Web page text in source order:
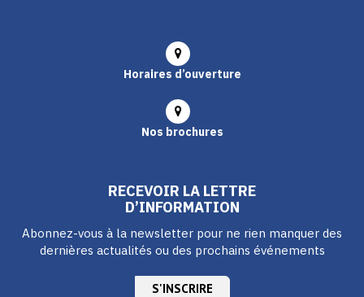
Horaires d’ouverture
Nos brochures
RECEVOIR LA LETTRE
D’INFORMATION
Abonnez-vous à la newsletter pour ne rien manquer des
dernières actualités ou des prochains événements
S'INSCRIRE